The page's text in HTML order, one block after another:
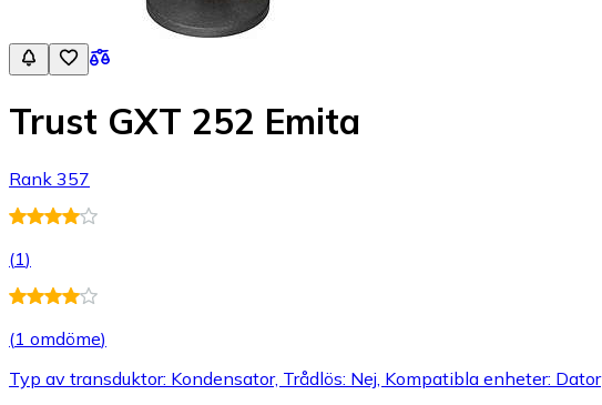
Trust GXT 252 Emita
Rank 357
(1)
(1 omdöme)
Typ av transduktor: Kondensator, Trådlös: Nej, Kompatibla enheter: Dator